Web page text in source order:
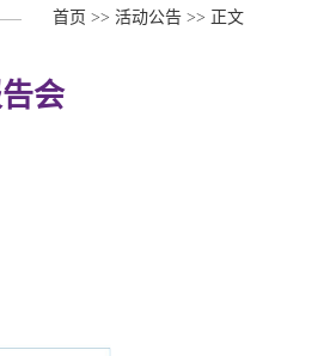
首页 >> 活动公告 >> 正文
会